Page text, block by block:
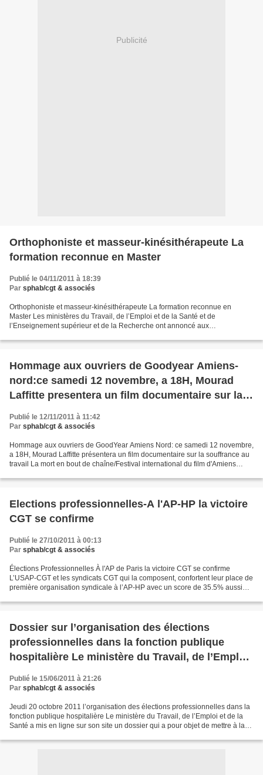
Publicité
Orthophoniste et masseur-kinésithérapeute La
formation reconnue en Master
Publié le 04/11/2011 à 18:39
Par sphab/cgt & associés
Orthophoniste et masseur-kinésithérapeute La formation reconnue en
Master Les ministères du Travail, de l’Emploi et de la Santé et de
l’Enseignement supérieur et de la Recherche ont annoncé aux
Hommage aux ouvriers de Goodyear Amiens-
nord:ce samedi 12 novembre, a 18H, Mourad
Laffitte presentera un film documentaire sur la
souffrance au travail
Publié le 12/11/2011 à 11:42
Par sphab/cgt & associés
Hommage aux ouvriers de GoodYear Amiens Nord: ce samedi 12 novembre,
a 18H, Mourad Laffitte présentera un film documentaire sur la souffrance au
travail La mort en bout de chaîne/Festival international du film d'Amiens
Elections professionnelles-A l'AP-HP la victoire
CGT se confirme
Publié le 27/10/2011 à 00:13
Par sphab/cgt & associés
Élections Professionnelles À l'AP de Paris la victoire CGT se confirme
L’USAP-CGT et les syndicats CGT qui la composent, confortent leur place de
première organisation syndicale à l’AP-HP avec un score de 35.5% aussi
Dossier sur l’organisation des élections
professionnelles dans la fonction publique
hospitalière Le ministère du Travail, de l’Emploi
et de la Santé a mis en ligne sur son site un
dossier
Publié le 15/06/2011 à 21:26
Par sphab/cgt & associés
Jeudi 20 octobre 2011 l’organisation des élections professionnelles dans la
fonction publique hospitalière Le ministère du Travail, de l’Emploi et de la
Santé a mis en ligne sur son site un dossier qui a pour objet de mettre à la